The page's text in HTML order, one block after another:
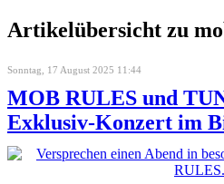
Artikelübersicht zu
Sonntag, 17 August 2025 11:44
MOB RULES und
Exklusiv-Konzert im